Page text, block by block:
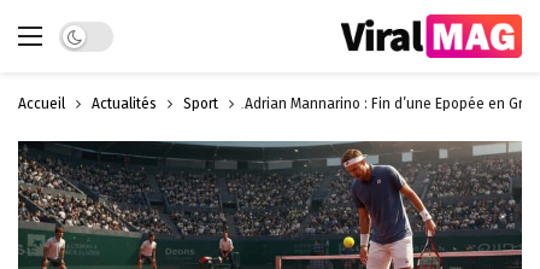
Dark mode
Accueil Actualités Sport Adrian Mannarino : Fin d’une Épopée en